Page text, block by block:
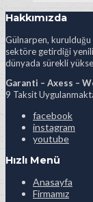
Hakkımızda
Gülnarpen, kurulduğu
sektöre getirdiği
dünyada sürekli
Garanti – Axess –
9 Taksit
facebook
instagram
youtube
Hızlı Menü
Anasayfa
Firmamız